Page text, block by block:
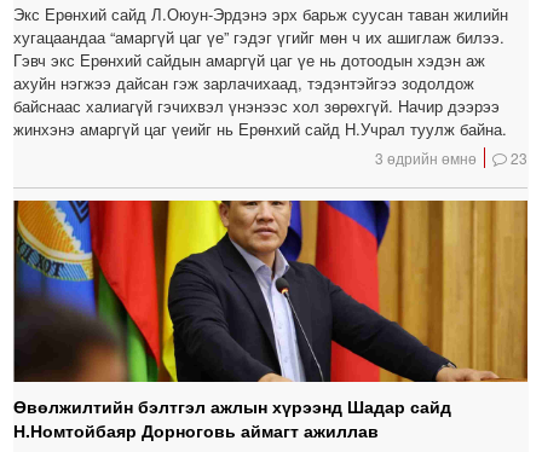
Экс Ерөнхий сайд Л.Оюун-Эрдэнэ эрх барьж суусан таван жилийн
хугацаандаа “амаргүй цаг үе” гэдэг үгийг мөн ч их ашиглаж билээ.
Гэвч экс Ерөнхий сайдын амаргүй цаг үе нь дотоодын хэдэн аж
ахуйн нэгжээ дайсан гэж зарлачихаад, тэдэнтэйгээ зодолдож
байснаас халиагүй гэчихвэл үнэнээс хол зөрөхгүй. Начир дээрээ
жинхэнэ амаргүй цаг үеийг нь Ерөнхий сайд Н.Учрал туулж байна.
3 өдрийн өмнө 23
Өвөлжилтийн бэлтгэл ажлын хүрээнд Шадар сайд
Н.Номтойбаяр Дорноговь аймагт ажиллав